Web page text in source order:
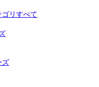
リすべて
ズ